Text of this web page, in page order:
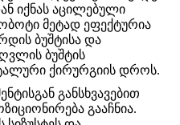
იქნას აცილებული
მეტად ეფექტურია
ბუშტისა და
ბუშტის
ქირურგიის დროს.
განსხვავებით
გააჩნია.